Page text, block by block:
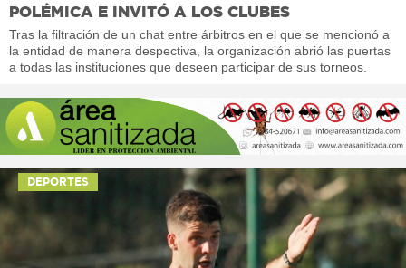
POLÉMICA E INVITÓ A LOS CLUBES
Tras la filtración de un chat entre árbitros en el que se mencionó a
la entidad de manera despectiva, la organización abrió las puertas
a todas las instituciones que deseen participar de sus torneos.
DEPORTES